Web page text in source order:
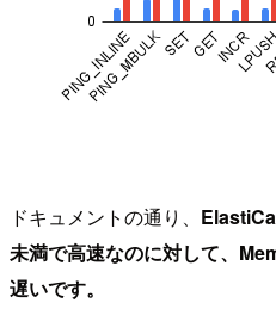
ドキュメントの通り、
未満で高速なのに対して、
遅いです。